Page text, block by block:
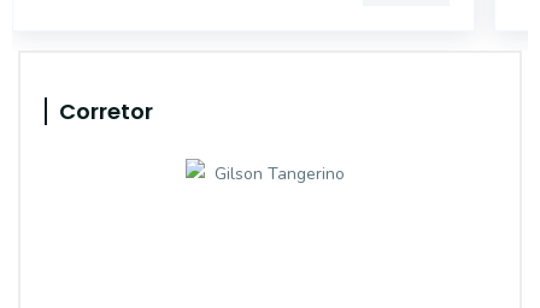
Corretor